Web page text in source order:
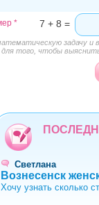
того, чтобы
* 7 + 8 =
задачу и
Светлана
Вознесенск
Хочу узнать сколько